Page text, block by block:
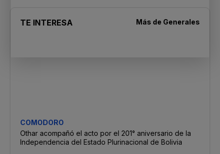
TE INTERESA Más de Generales
COMODORO
Othar acompañó el acto por el 201° aniversario de la
Independencia del Estado Plurinacional de Bolivia